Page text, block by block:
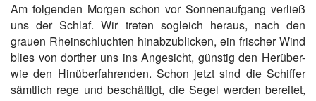
Am folgenden Morgen schon vor Sonnenaufgang verließ
uns der Schlaf. Wir treten sogleich heraus, nach den
grauen Rheinschluchten hinabzublicken, ein frischer Wind
blies von dorther uns ins Angesicht, günstig den Herüber-
wie den Hinüberfahrenden. Schon jetzt sind die Schiffer
sämtlich rege und beschäftigt, die Segel werden bereitet,